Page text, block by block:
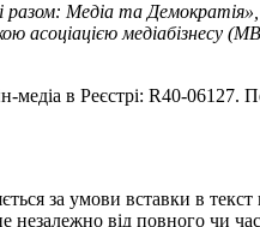
Медіа та
медіабізнесу
медіа в Реєстрі: R40-
за умови вставки в
від повного чи